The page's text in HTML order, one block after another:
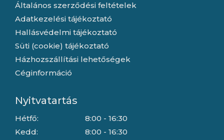
Általános szerződési feltételek
Adatkezelési tájékoztató
Hallásvédelmi tájékoztató
Süti (cookie) tájékoztató
Házhozszállítási lehetőségek
Céginformáció
Nyitvatartás
Hétfő:
Kedd:
8:00 - 16:30
8:00 - 16:30